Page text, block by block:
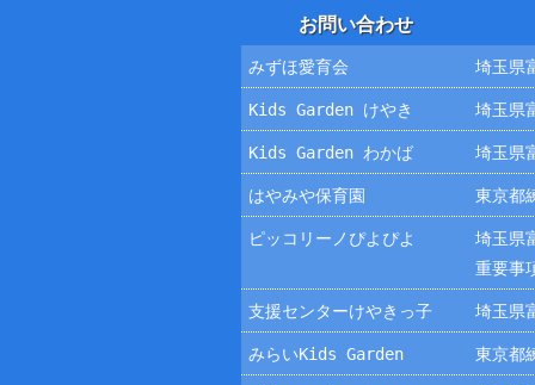
お問い合わせ
みずほ愛育会 埼玉県
Kids Garden けやき 埼玉県
Kids Garden わかば 埼玉県
はやみや保育園 東京都
ピッコリーノぴよぴよ
埼玉県
重要事
支援センターけやきっ子 埼玉県
みらいKids Garden 東京都